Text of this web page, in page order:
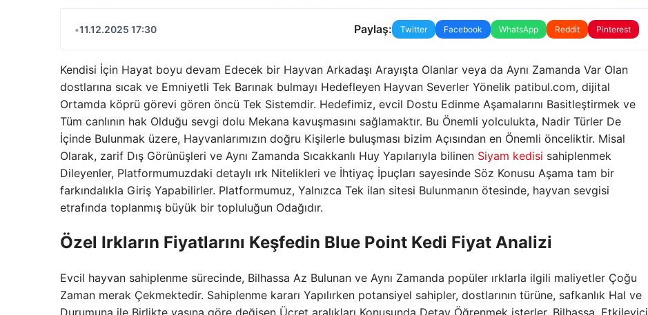
•11.12.2025 17:30 Paylaş: Twitter Facebook WhatsApp Reddit Pinterest
Kendisi İçin Hayat boyu devam Edecek bir Hayvan Arkadaşı Arayışta Olanlar veya da Aynı Zamanda Var Olan
dostlarına sıcak ve Emniyetli Tek Barınak bulmayı Hedefleyen Hayvan Severler Yönelik patibul.com, dijital
Ortamda köprü görevi gören öncü Tek Sistemdir. Hedefimiz, evcil Dostu Edinme Aşamalarını Basitleştirmek ve
Tüm canlının hak Olduğu sevgi dolu Mekana kavuşmasını sağlamaktır. Bu Önemli yolculukta, Nadir Türler De
İçinde Bulunmak üzere, Hayvanlarımızın doğru Kişilerle buluşması bizim Açısından en Önemli önceliktir. Misal
Olarak, zarif Dış Görünüşleri ve Aynı Zamanda Sıcakkanlı Huy Yapılarıyla bilinen Siyam kedisi sahiplenmek
Dileyenler, Platformumuzdaki detaylı ırk Nitelikleri ve İhtiyaç İpuçları sayesinde Söz Konusu Aşama tam bir
farkındalıkla Giriş Yapabilirler. Platformumuz, Yalnızca Tek ilan sitesi Bulunmanın ötesinde, hayvan sevgisi
etrafında toplanmış büyük bir topluluğun Odağıdır.
Özel Irkların Fiyatlarını Keşfedin Blue Point Kedi Fiyat Analizi
Evcil hayvan sahiplenme sürecinde, Bilhassa Az Bulunan ve Aynı Zamanda popüler ırklarla ilgili maliyetler Çoğu
Zaman merak Çekmektedir. Sahiplenme kararı Yapılırken potansiyel sahipler, dostlarının türüne, safkanlık Hal ve